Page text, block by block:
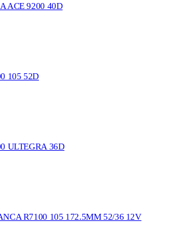
ACE 9200 40D
105 52D
ULTEGRA 36D
R7100 105 172.5MM 52/36 12V